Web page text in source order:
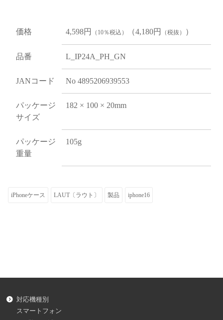
価格 4,598円 （10％税込） （4,180円 （税抜） ）
品番 L_IP24A_PH_GN
JANコード No 4895206939553
パッケージ
サイズ
182 × 100 × 20mm
パッケージ
重量
105g
iPhoneケース LAUT〔ラウト〕 製品 iphone16
対応機種別
スマートフォン